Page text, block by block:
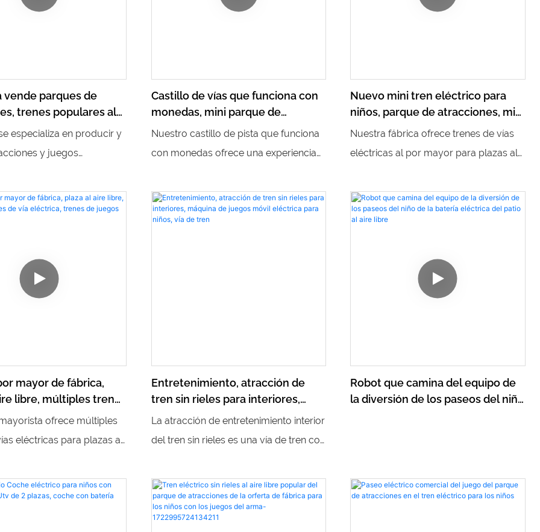
vende parques de
trenes populares al
rieles, juegos de
especializa en producir y
y juegos
incluidos los populares
al aire libre, juegos de
emocionantes, brindan
para personas de
Castillo de vías que funciona con
monedas, mini parque de
atracciones para niños, equipo de
interior de fibra de vidrio, parque
Nuestro castillo de pista que funciona
con monedas ofrece una experiencia
un miniparque de diversiones. Con
equipos de mini parque de trenes y
Nuevo mini tren eléctrico para
niños, parque de atracciones, mini
tren ferroviario, tren eléctrico
Nuestra fábrica ofrece trenes de vías
eléctricas al por mayor para plazas al
diversión y entretenimiento a los niños.
Con múltiples trenes disponibles y una
solución completa para crear un área
de juego emocionante y atractiva para
mayor de fábrica,
libre, múltiples trenes
trenes de juegos
ofrece múltiples
eléctricas para plazas al
única y divertida para los
proporcionan
Entretenimiento, atracción de
tren sin rieles para interiores,
máquina de juegos móvil
La atracción de entretenimiento interior
del tren sin rieles es una vía de tren con
niños que ofrece una experiencia
inmersiva e interactiva para los niños.
Con su diseño sin rieles, permite a los
Robot que camina del equipo de
la diversión de los paseos del niño